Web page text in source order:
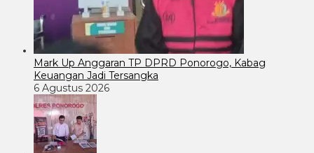
Mark Up Anggaran TP DPRD Ponorogo, Kabag
Keuangan Jadi Tersangka
6 Agustus 2026